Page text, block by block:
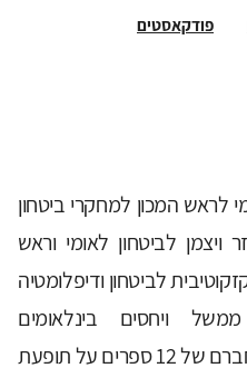
פודקאסטים
לראש המכון למחקרי ביטחון
לביטחון לאומי וראש
לביטחון ודיפלומטיה
ויחסים בינלאומים
באוניברסיטת תל אביב. הוא מחברם של 12 ספרים על תופעת